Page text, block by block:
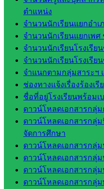
ตำแหน่ง
จำนวนนักเรียนแยกอำเ
จำนวนนักเรียนแยกเพศ
จำนวนนักเรียนโรงเรีย
จำนวนนักเรียนโรงเรีย
จำแนกตามกลุ่มสาระฯ
ช่องทางแจ้งเรื่องร้องเ
ชื่อที่อยู่โรงเรียนพร้อมเ
ดาวน์โหลดเอกสารกลุ่
ดาวน์โหลดเอกสารกลุ่
จัดการศึกษา
ดาวน์โหลดเอกสารกลุ่
ดาวน์โหลดเอกสารกลุ่
ดาวน์โหลดเอกสารกลุ่
ดาวน์โหลดเอกสารกลุ่
ศน.อัญชลี
ห้อง
นิเทศ
ดร.สราว
ดี เพ็งศรี
โคตร
เว็บไซต์
คณะ
กรรมการ
ก.ต.ป.น.
เว็บไซต์
อ.ค.ก.ศ.เขต
พื้นที่การ
ศึกษา